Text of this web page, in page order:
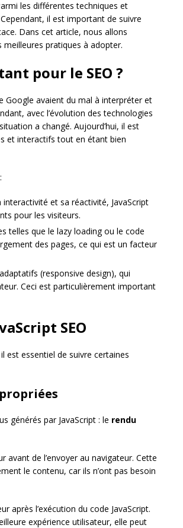
les différentes techniques et
il est important de suivre
Dans cet article, nous allons
meilleures pratiques à adopter.
pour le SEO ?
Google avaient du mal à interpréter et
avec l’évolution des technologies
a changé. Aujourd’hui, il est
et interactifs tout en étant bien
interactivité et sa réactivité, JavaScript
pour les visiteurs.
telles que le lazy loading ou le code
des pages, ce qui est un facteur
(responsive design), qui
Ceci est particulièrement important
SEO
est essentiel de suivre certaines
générés par JavaScript : le rendu
avant de l’envoyer au navigateur. Cette
le contenu, car ils n’ont pas besoin
après l’exécution du code JavaScript.
expérience utilisateur, elle peut